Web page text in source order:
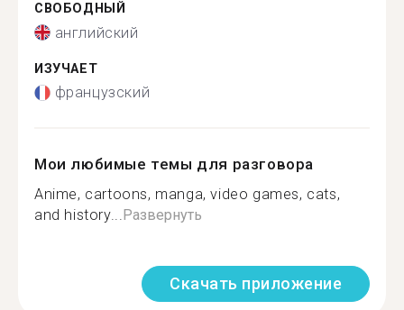
СВОБОДНЫЙ
английский
ИЗУЧАЕТ
французский
Мои любимые темы для разговора
Anime, cartoons, manga, video games, cats,
and history...Развернуть
Скачать приложение